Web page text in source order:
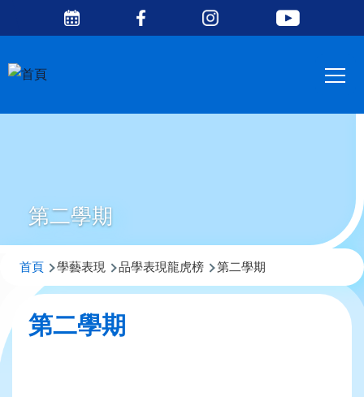
移至主內容
Media
第二學期
導
連
結
首頁 學藝表現 品學表現龍虎榜 第二學期
第二學期